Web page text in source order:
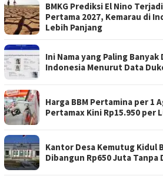
BMKG Prediksi El Nino
Pertama 2027, Kemarau di
Lebih Panjang
Ini Nama yang Paling
Indonesia Menurut Data
Harga BBM Pertamina per 1
Pertamax Kini Rp15.950 per
Kantor Desa Kemutug Kidul
Dibangun Rp650 Juta Tanpa